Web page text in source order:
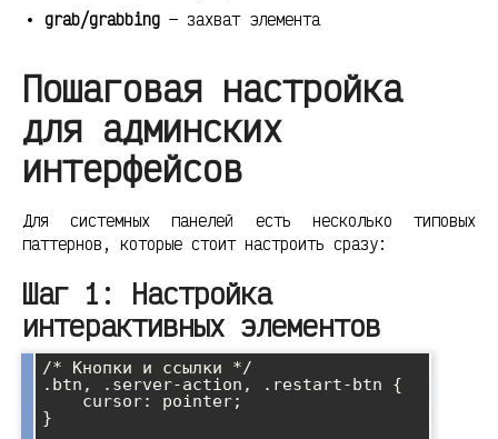
grab/grabbing — захват элемента
Пошаговая настройка
для админских
интерфейсов
Для системных панелей есть несколько типовых
паттернов, которые стоит настроить сразу:
Шаг 1: Настройка
интерактивных элементов
/* Кнопки и ссылки */
.btn, .server-action, .restart-btn {
}